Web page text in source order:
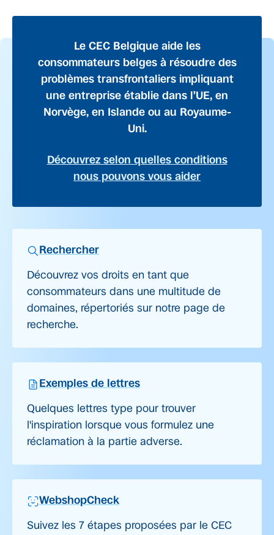
Le CEC Belgique aide les
consommateurs belges à résoudre des
problèmes transfrontaliers impliquant
une entreprise établie dans l’UE, en
Norvège, en Islande ou au Royaume-
Uni.
Découvrez selon quelles conditions
nous pouvons vous aider
Rechercher
Découvrez vos droits en tant que
consommateurs dans une multitude de
domaines, répertoriés sur notre page de
recherche.
Exemples de lettres
Quelques lettres type pour trouver
l'inspiration lorsque vous formulez une
réclamation à la partie adverse.
WebshopCheck
Suivez les 7 étapes proposées par le CEC